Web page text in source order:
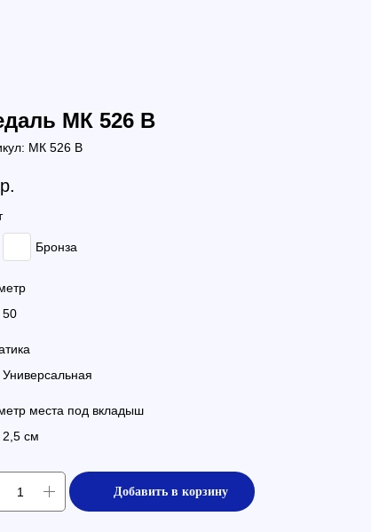
МК 526 B
МК 526 B
р.
Бронза
50
Универсальная
места под вкладыш
2,5 см
Добавить в корзину